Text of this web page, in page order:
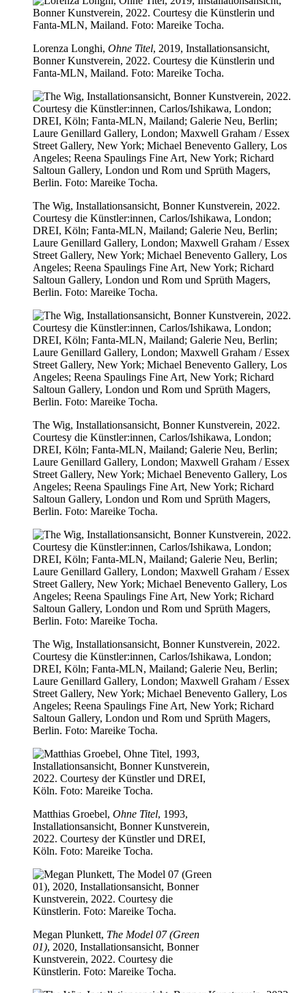
Lorenza Longhi, Ohne Titel, 2019, Installationsansicht,
Bonner Kunstverein, 2022. Courtesy die Künstlerin und
Fanta-MLN, Mailand. Foto: Mareike Tocha.
The Wig, Installationsansicht, Bonner Kunstverein, 2022.
Courtesy die Künstler:innen, Carlos/Ishikawa, London;
DREI, Köln; Fanta-MLN, Mailand; Galerie Neu, Berlin;
Laure Genillard Gallery, London; Maxwell Graham / Essex
Street Gallery, New York; Michael Benevento Gallery, Los
Angeles; Reena Spaulings Fine Art, New York; Richard
Saltoun Gallery, London und Rom und Sprüth Magers,
Berlin. Foto: Mareike Tocha.
The Wig, Installationsansicht, Bonner Kunstverein, 2022.
Courtesy die Künstler:innen, Carlos/Ishikawa, London;
DREI, Köln; Fanta-MLN, Mailand; Galerie Neu, Berlin;
Laure Genillard Gallery, London; Maxwell Graham / Essex
Street Gallery, New York; Michael Benevento Gallery, Los
Angeles; Reena Spaulings Fine Art, New York; Richard
Saltoun Gallery, London und Rom und Sprüth Magers,
Berlin. Foto: Mareike Tocha.
The Wig, Installationsansicht, Bonner Kunstverein, 2022.
Courtesy die Künstler:innen, Carlos/Ishikawa, London;
DREI, Köln; Fanta-MLN, Mailand; Galerie Neu, Berlin;
Laure Genillard Gallery, London; Maxwell Graham / Essex
Street Gallery, New York; Michael Benevento Gallery, Los
Angeles; Reena Spaulings Fine Art, New York; Richard
Saltoun Gallery, London und Rom und Sprüth Magers,
Berlin. Foto: Mareike Tocha.
Matthias Groebel, Ohne Titel, 1993,
Installationsansicht, Bonner Kunstverein,
2022. Courtesy der Künstler und DREI,
Köln. Foto: Mareike Tocha.
Megan Plunkett, The Model 07 (Green
01), 2020, Installationsansicht, Bonner
Kunstverein, 2022. Courtesy die
Künstlerin. Foto: Mareike Tocha.